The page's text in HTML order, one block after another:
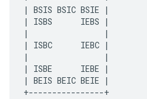
| BSIS BSIC BSIE |
| ISBS      IEBS |
|                |
| ISBC      IEBC |
|                |
| ISBE      IEBE |
| BEIS BEIC BEIE |
+----------------+